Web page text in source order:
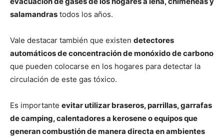
salamandras todos los años.
Vale destacar también que existen detectores
automáticos de concentración de monóxido de carbono
que pueden colocarse en los hogares para detectar la
circulación de este gas tóxico.
Es importante evitar utilizar braseros, parrillas, garrafas
de camping, calentadores a kerosene o equipos que
generan combustión de manera directa en ambientes